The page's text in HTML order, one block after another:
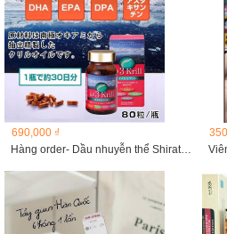
690,000 ₫
Hàng order- Dầu nhuyễn thể Shiratori Omega3 Krill 80 viên